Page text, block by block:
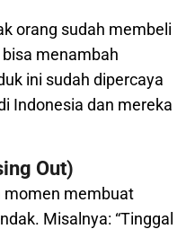
orang sudah membeli
menambah
ini sudah dipercaya
Indonesia dan mereka
Out)
momen membuat
Misalnya: “Tinggal